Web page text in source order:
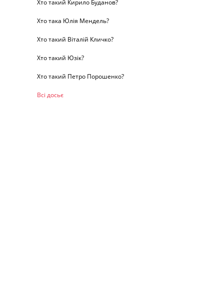
Хто такий Кирило Буданов?
Хто така Юлія Мендель?
Хто такий Віталій Кличко?
Хто такий Юзік?
Хто такий Петро Порошенко?
Всі досьє